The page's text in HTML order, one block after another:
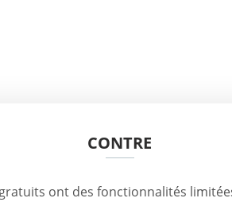
CONTRE
ont des fonctionnalités